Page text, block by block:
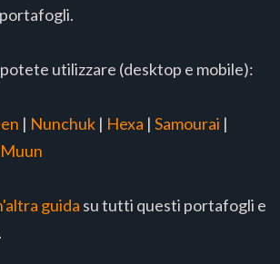
utilizzare (desktop e mobile):
| Nunchuk | Hexa | Samourai |
Muun
guida su tutti questi portafogli e